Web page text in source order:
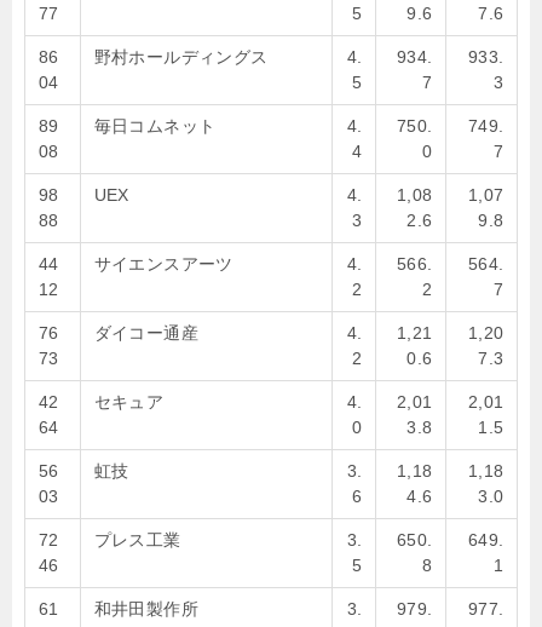
77
5
9.6
7.6
86
04
野村ホールディングス
4.
5
934.
7
933.
3
89
08
毎日コムネット
4.
4
750.
0
749.
7
98
88
UEX
4.
3
1,08
2.6
1,07
9.8
44
12
サイエンスアーツ
4.
2
566.
2
564.
7
76
73
ダイコー通産
4.
2
1,21
0.6
1,20
7.3
42
64
セキュア
4.
0
2,01
3.8
2,01
1.5
56
03
虹技
3.
6
1,18
4.6
1,18
3.0
72
46
プレス工業
3.
5
650.
8
649.
1
61
和井田製作所
3.
979.
977.